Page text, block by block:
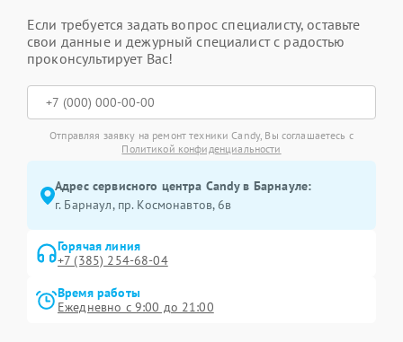
Если требуется задать вопрос специалисту, оставьте
свои данные и дежурный специалист с радостью
проконсультирует Вас!
Отправляя заявку на ремонт техники Candy, Вы соглашаетесь с
Политикой конфиденциальности
Адрес сервисного центра Candy в Барнауле:
г. Барнаул, ​пр. Космонавтов, 6в
Горячая линия
+7 (385) 254-68-04
Время работы
Ежедневно с 9:00 до 21:00